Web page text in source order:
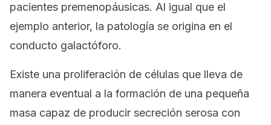
pacientes premenopáusicas. Al igual que el
ejemplo anterior, la patología se origina en el
conducto galactóforo.
Existe una proliferación de células que lleva de
manera eventual a la formación de una pequeña
masa capaz de producir secreción serosa con